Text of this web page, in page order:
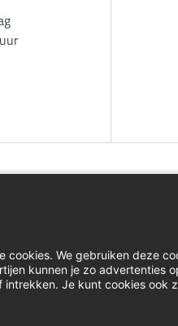
cookies. We gebruiken deze
kunnen je zo
Je kunt cookies ook